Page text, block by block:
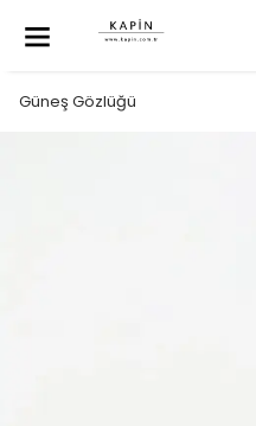
Güneş Gözlüğü